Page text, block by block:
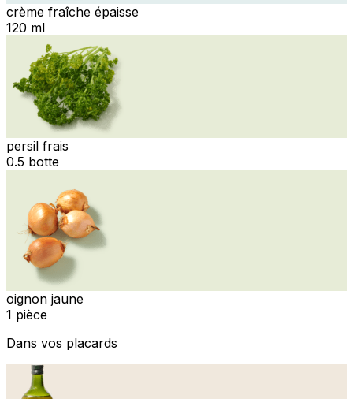
crème fraîche épaisse
120 ml
persil frais
0.5 botte
oignon jaune
1 pièce
Dans vos placards